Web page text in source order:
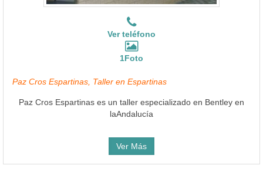
Ver teléfono
1Foto
Paz Cros Espartinas, Taller en Espartinas
Paz Cros Espartinas es un taller especializado en Bentley en
laAndalucía
Ver Más